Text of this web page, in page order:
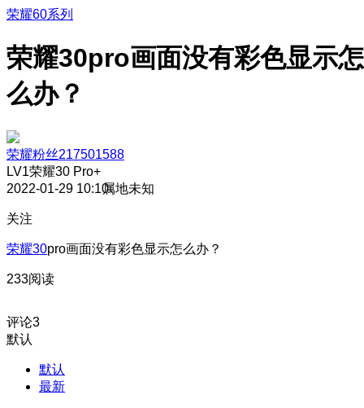
荣耀60系列
荣耀30pro画面没有彩色显示怎
么办？
荣耀粉丝217501588
LV1荣耀30 Pro+
2022-01-29 10:10属地未知
关注
荣耀30pro画面没有彩色显示怎么办？
233阅读
评论3
默认
默认
最新